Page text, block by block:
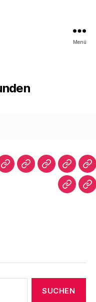
Menü
Startseite
WarumBibliografie
Vita
|